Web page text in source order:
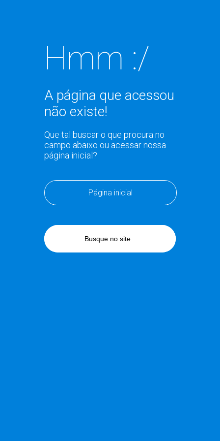
Hmm :/
A página que acessou
não existe!
Que tal buscar o que procura no
campo abaixo ou acessar nossa
página inicial?
Página inicial